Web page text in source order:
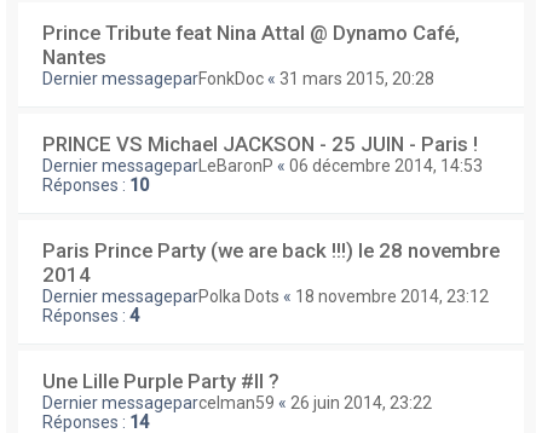
Prince Tribute feat Nina Attal @ Dynamo Café,
Nantes
Dernier messageparFonkDoc « 31 mars 2015, 20:28
PRINCE VS Michael JACKSON - 25 JUIN - Paris !
Dernier messagepar LeBaronP « 06 décembre 2014, 14:53
Réponses : 10
Paris Prince Party (we are back !!!) le 28 novembre
2014
Dernier messageparPolka Dots « 18 novembre 2014, 23:12
Réponses : 4
Une Lille Purple Party #II ?
Dernier messageparcelman59 « 26 juin 2014, 23:22
Réponses : 14